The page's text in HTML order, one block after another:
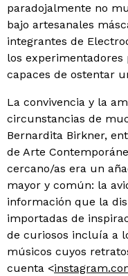
paradojalmente no
bajo artesanales
integrantes de
los experimentadores
capaces de ostentar
La convivencia y la
circunstancias de
Bernardita Birkner,
de Arte
cercano/as era un
mayor y común: la
información que la
importadas de
de curiosos incluía a
músicos cuyos
cuenta <